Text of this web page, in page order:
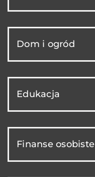
Dom i ogród
Edukacja
Finanse osobiste